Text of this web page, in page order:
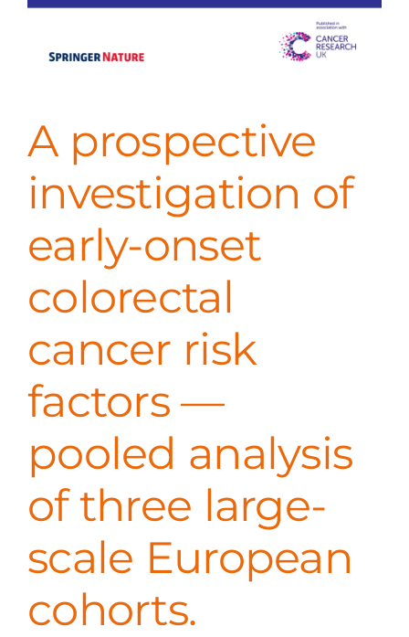
A prospective
investigation of
early-onset
colorectal
cancer risk
factors —
pooled analysis
of three large-
scale European
cohorts.